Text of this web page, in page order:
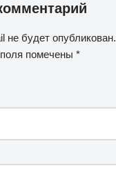
не будет опубликован.
помечены *